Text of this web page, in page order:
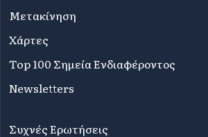
Μετακίνηση
Χάρτες
Top 100 Σημεία Ενδιαφέροντος
Newsletters
Συχνές Ερωτήσεις